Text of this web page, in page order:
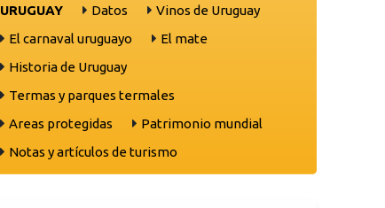
URUGUAY Datos
Vinos de Uruguay
El carnaval uruguayo
El mate
Historia de Uruguay
Termas y parques termales
Areas protegidas
Patrimonio mundial
Notas y artículos de turismo